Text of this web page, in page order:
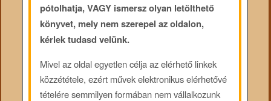
pótolhatja, VAGY ismersz olyan letölthető
könyvet, mely nem szerepel az oldalon,
kérlek tudasd velünk.
Mivel az oldal egyetlen célja az elérhető linkek
közzététele, ezért művek elektronikus elérhetővé
tételére semmilyen formában nem vállalkozunk